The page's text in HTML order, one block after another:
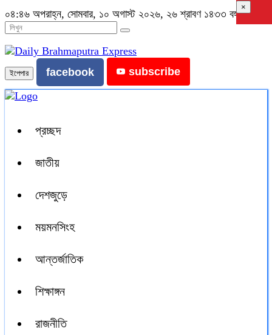
০৪:৪৬ অপরাহ্ন, সোমবার, ১০ অগাস্ট ২০২৬, ২৬ শ্রাবণ ১৪৩৩ বঙ্গাব্দ
ইপেপার facebook subscribe
প্রচ্ছদ
জাতীয়
দেশজুড়ে
ময়মনসিংহ
আন্তর্জাতিক
শিক্ষাঙ্গন
রাজনীতি
×